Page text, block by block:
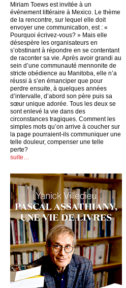
Miriam Toews est invitée à un
événement littéraire à Mexico. Le thème
de la rencontre, sur lequel elle doit
envoyer une communication, est : «
Pourquoi écrivez-vous? » Mais elle
désespère les organisateurs en
s’obstinant à répondre en se contentant
de raconter sa vie. Après avoir grandi au
sein d’une communauté mennonite de
stricte obédience au Manitoba, elle n’a
réussi à s’en émanciper que pour
perdre ensuite, à quelques années
d’intervalle, d’abord son père puis sa
sœur unique adorée. Tous les deux se
sont enlevé la vie dans des
circonstances tragiques. Comment les
simples mots qu’on arrive à coucher sur
la page pourraient-ils communiquer une
telle douleur, compenser une telle
perte?
suite…